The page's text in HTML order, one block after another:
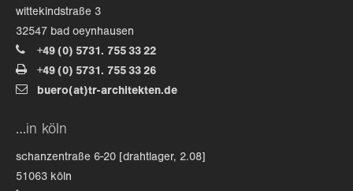
drop us a line
info@yourdomain.com
about us
lorem ipsum dolor sit amet, consectetuer
aenean commodo ligula eget dolor. aenean massa. cum
wittekindstraße 3
32547 bad oeynhausen
+49 (0) 5731. 755 33 22
+49 (0) 5731. 755 33 26
buero(at)tr-architekten.de
…in köln
schanzentraße 6-20 [drahtlager, 2.08]
51063 köln